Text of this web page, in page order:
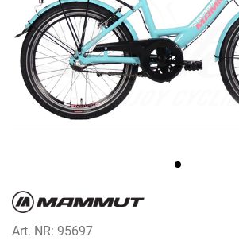
Art. NR: 95697